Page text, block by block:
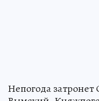
Непогода